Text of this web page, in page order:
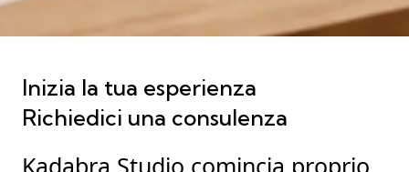
Inizia la tua esperienza
Richiedici una consulenza
Kadabra Studio comincia proprio